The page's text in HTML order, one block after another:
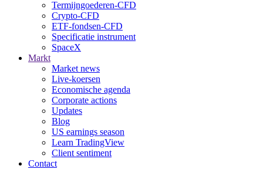
Termijngoederen-CFD
Crypto-CFD
ETF-fondsen-CFD
Specificatie instrument
SpaceX
Markt
Market news
Live-koersen
Economische agenda
Corporate actions
Updates
Blog
US earnings season
Learn TradingView
Client sentiment
Contact